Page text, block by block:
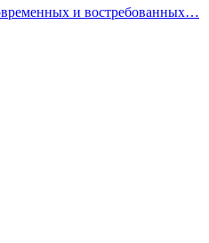
и востребованных…